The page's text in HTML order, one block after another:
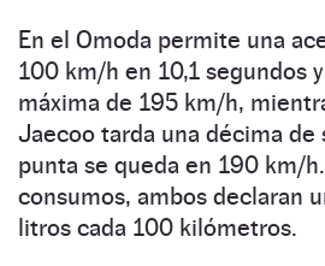
En el Omoda permite una
100 km/h en 10,1 segundos
máxima de 195 km/h,
Jaecoo tarda una décima de
punta se queda en 190 km/
consumos, ambos declaran
litros cada 100 kilómetros.